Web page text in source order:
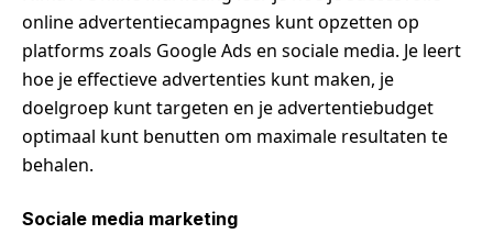
online advertentiecampagnes kunt opzetten op
platforms zoals Google Ads en sociale media. Je leert
hoe je effectieve advertenties kunt maken, je
doelgroep kunt targeten en je advertentiebudget
optimaal kunt benutten om maximale resultaten te
behalen.
Sociale media marketing